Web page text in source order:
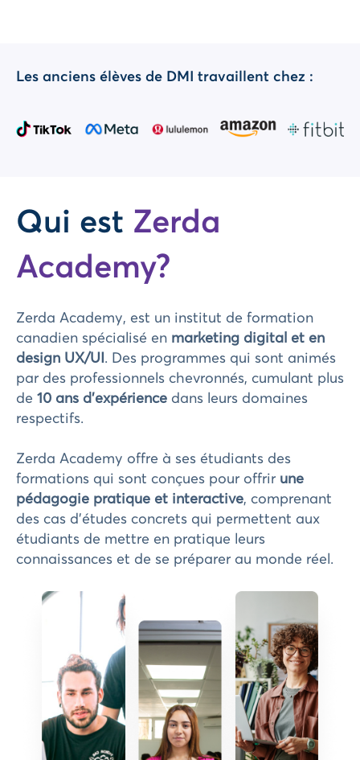
Les anciens élèves de DMI travaillent chez :
Qui est Zerda
Academy?
Zerda Academy, est un institut de formation
canadien spécialisé en marketing digital et en
design UX/UI . Des programmes qui sont animés
par des professionnels chevronnés, cumulant plus
de 10 ans d'expérience dans leurs domaines
respectifs.
Zerda Academy offre à ses étudiants des
formations qui sont conçues pour offrir une
pédagogie pratique et interactive, comprenant
des cas d'études concrets qui permettent aux
étudiants de mettre en pratique leurs
connaissances et de se préparer au monde réel.